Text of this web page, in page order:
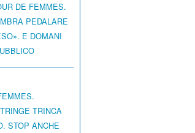
DE FEMMES.
PEDALARE
E DOMANI
TRINCA
STOP ANCHE